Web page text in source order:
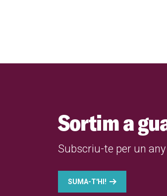
Sortim a
Subscriu-te per un
SUMA-T'HI!